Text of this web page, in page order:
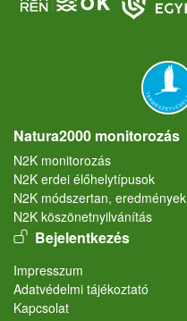
Natura2000 monitorozás
N2K monitorozás
N2K erdei élőhelytípusok
N2K módszertan, eredmények
N2K köszönetnyilvánítás
User account menu
Bejelentkezés
Lábléc
Impresszum
Adatvédelmi tájékoztató
Kapcsolat